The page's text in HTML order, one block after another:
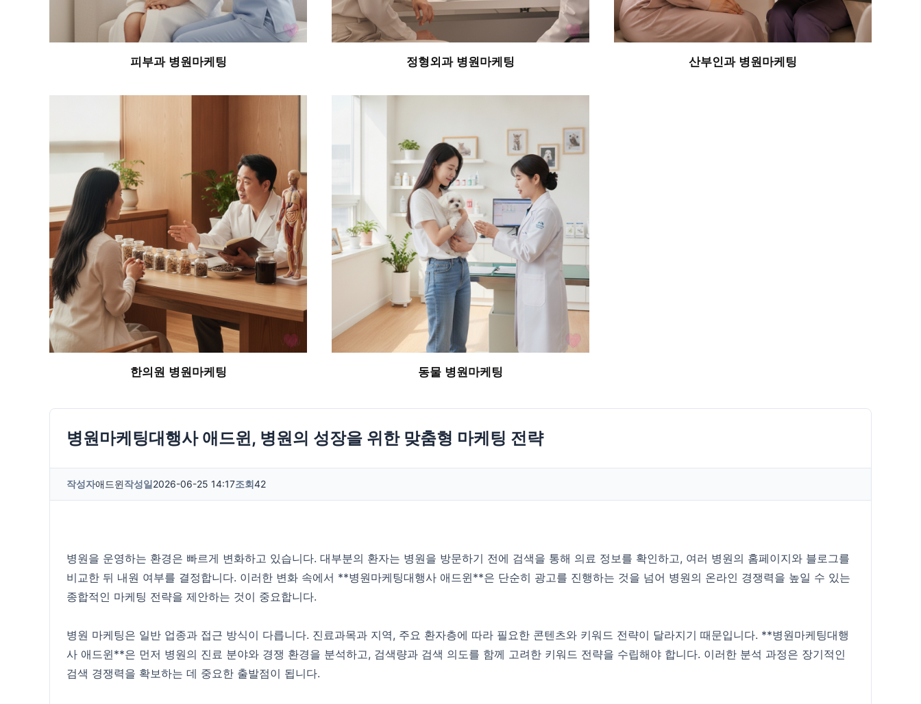
피부과 병원마케팅 정형외과 병원마케팅 산부인과 병원마케팅
한의원 병원마케팅 동물 병원마케팅
병원마케팅대행사 애드윈, 병원의 성장을 위한 맞춤형 마케팅 전략
작성자애드윈작성일2026-06-25 14:17조회42
병원을 운영하는 환경은 빠르게 변화하고 있습니다. 대부분의 환자는 병원을 방문하기 전에 검색을 통해 의료 정보를 확인하고, 여러 병원의 홈페이지와 블로그를
비교한 뒤 내원 여부를 결정합니다. 이러한 변화 속에서 **병원마케팅대행사 애드윈**은 단순히 광고를 진행하는 것을 넘어 병원의 온라인 경쟁력을 높일 수 있는
종합적인 마케팅 전략을 제안하는 것이 중요합니다.
병원 마케팅은 일반 업종과 접근 방식이 다릅니다. 진료과목과 지역, 주요 환자층에 따라 필요한 콘텐츠와 키워드 전략이 달라지기 때문입니다. **병원마케팅대행
사 애드윈**은 먼저 병원의 진료 분야와 경쟁 환경을 분석하고, 검색량과 검색 의도를 함께 고려한 키워드 전략을 수립해야 합니다. 이러한 분석 과정은 장기적인
검색 경쟁력을 확보하는 데 중요한 출발점이 됩니다.